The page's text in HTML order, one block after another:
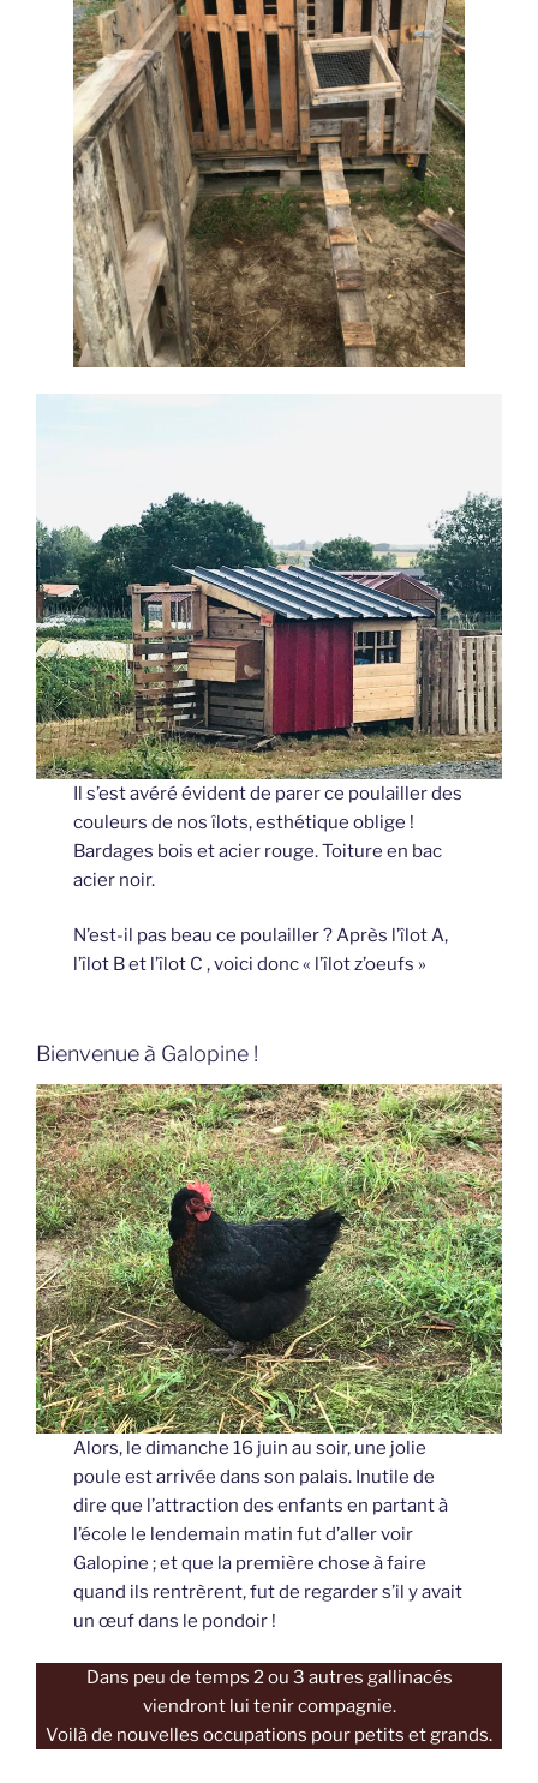
Il s’est avéré évident de parer ce poulailler des
couleurs de nos îlots, esthétique oblige !
Bardages bois et acier rouge. Toiture en bac
acier noir.
N’est-il pas beau ce poulailler ? Après l’îlot A,
l’îlot B et l’îlot C , voici donc « l’îlot z’oeufs »
Bienvenue à Galopine !
Alors, le dimanche 16 juin au soir, une jolie
poule est arrivée dans son palais. Inutile de
dire que l’attraction des enfants en partant à
l’école le lendemain matin fut d’aller voir
Galopine ; et que la première chose à faire
quand ils rentrèrent, fut de regarder s’il y avait
un œuf dans le pondoir !
Dans peu de temps 2 ou 3 autres gallinacés
viendront lui tenir compagnie.
Voilà de nouvelles occupations pour petits et grands.